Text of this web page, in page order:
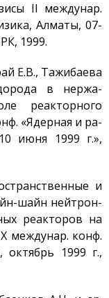
ядерных
Энергетика
II междунар.
Алматы, 07-
1999.
Е.В., Тажибаева
в нержа-
реакторного
«Ядерная и ра-
июня 1999 г.»,
и
шайн нейтрон-
реакторов на
междунар. конф.
1999 г.,